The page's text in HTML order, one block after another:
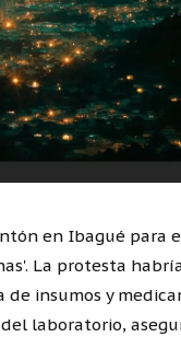
en Ibagué para
La protesta
insumos y
laboratorio,